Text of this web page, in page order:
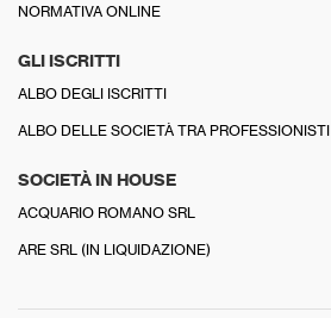
NORMATIVA ONLINE
GLI ISCRITTI
ALBO DEGLI ISCRITTI
ALBO DELLE SOCIETÀ TRA PROFESSIONISTI
SOCIETÀ IN HOUSE
ACQUARIO ROMANO SRL
ARE SRL (IN LIQUIDAZIONE)